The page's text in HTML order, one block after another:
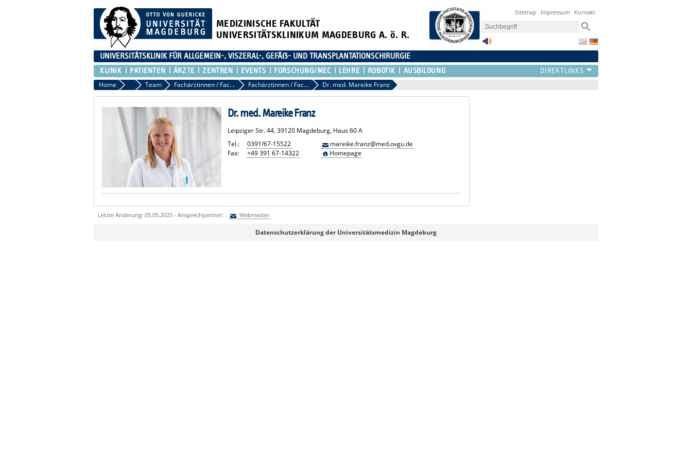
MEDIZINISCHE FAKULTÄT
UNIVERSITÄTSKLINIKUM MAGDEBURG A. ö. R.
Sitemap Impressum Kontakt
UNIVERSITÄTSKLINIK FÜR ALLGEMEIN-, VISZERAL-, GEFÄẞ- UND TRANSPLANTATIONSCHIRURGIE
KLINIK PATIENTEN ÄRZTE ZENTREN EVENTS FORSCHUNG/MEC LEHRE ROBOTIK AUSBILDUNG
Home Klinik Team Fachärztinnen / Fachärzte Fachärztinnen / Fachärzte Übersicht Dr. med. Mareike Franz
Dr. med. Mareike Franz
Leipziger Str. 44, 39120 Magdeburg, Haus 60 A
Tel.:
0391/67-15522
Fax:
+49 391 67-14322
mareike.franz@med.ovgu.de
Homepage
Letzte Änderung: 05.05.2025 - Ansprechpartner: Webmaster
WebmasterDatenschutzerklärung der Universitätsmedizin Magdeburg